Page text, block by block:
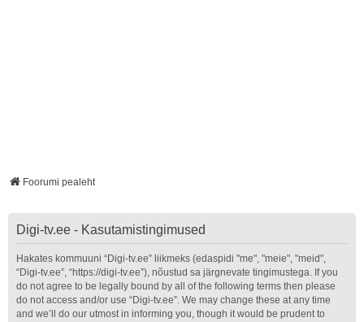
Foorumi pealeht
Digi-tv.ee - Kasutamistingimused
Hakates kommuuni “Digi-tv.ee” liikmeks (edaspidi "me", "meie", "meid",
“Digi-tv.ee”, “https://digi-tv.ee”), nõustud sa järgnevate tingimustega. If you
do not agree to be legally bound by all of the following terms then please
do not access and/or use “Digi-tv.ee”. We may change these at any time
and we’ll do our utmost in informing you, though it would be prudent to